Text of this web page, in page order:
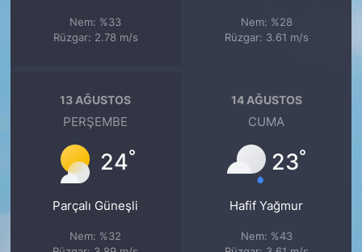
Nem: %33
Rüzgar: 2.78 m/s
Nem: %28
Rüzgar: 3.61 m/s
13 AĞUSTOS
PERŞEMBE
24°
Parçalı Güneşli
Nem: %32
14 AĞUSTOS
CUMA
23°
Hafif Yağmur
Nem: %43